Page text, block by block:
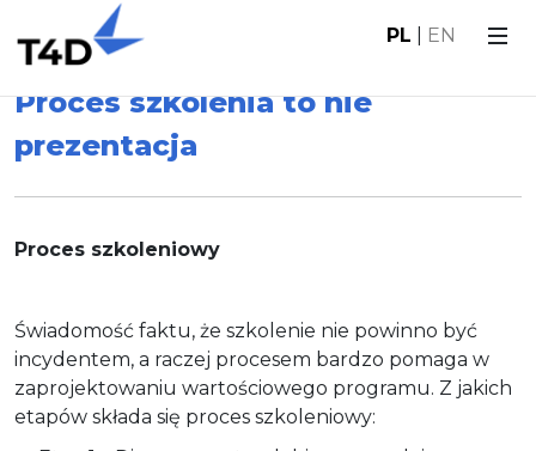
PL EN
Proces szkolenia to nie
prezentacja
Proces szkoleniowy
Świadomość faktu, że szkolenie nie powinno być
incydentem, a raczej procesem bardzo pomaga w
zaprojektowaniu wartościowego programu. Z jakich
etapów składa się proces szkoleniowy: